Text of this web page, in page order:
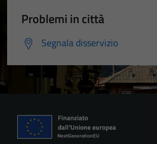
Problemi in città
Segnala disservizio